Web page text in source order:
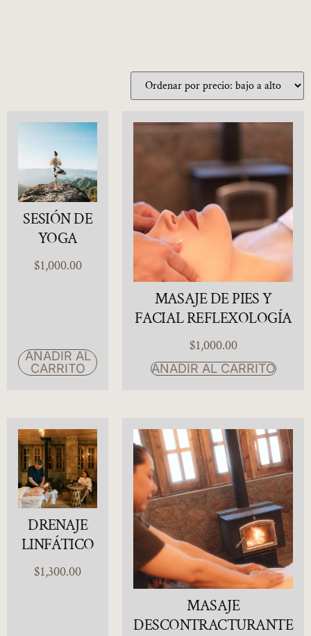
SESIÓN DE
YOGA
$1,000.00
AÑADIR AL
CARRITO
MASAJE DE PIES Y
FACIAL REFLEXOLOGÍA
$1,000.00
AÑADIR AL CARRITO
DRENAJE
LINFÁTICO
$1,300.00
MASAJE
DESCONTRACTURANTE